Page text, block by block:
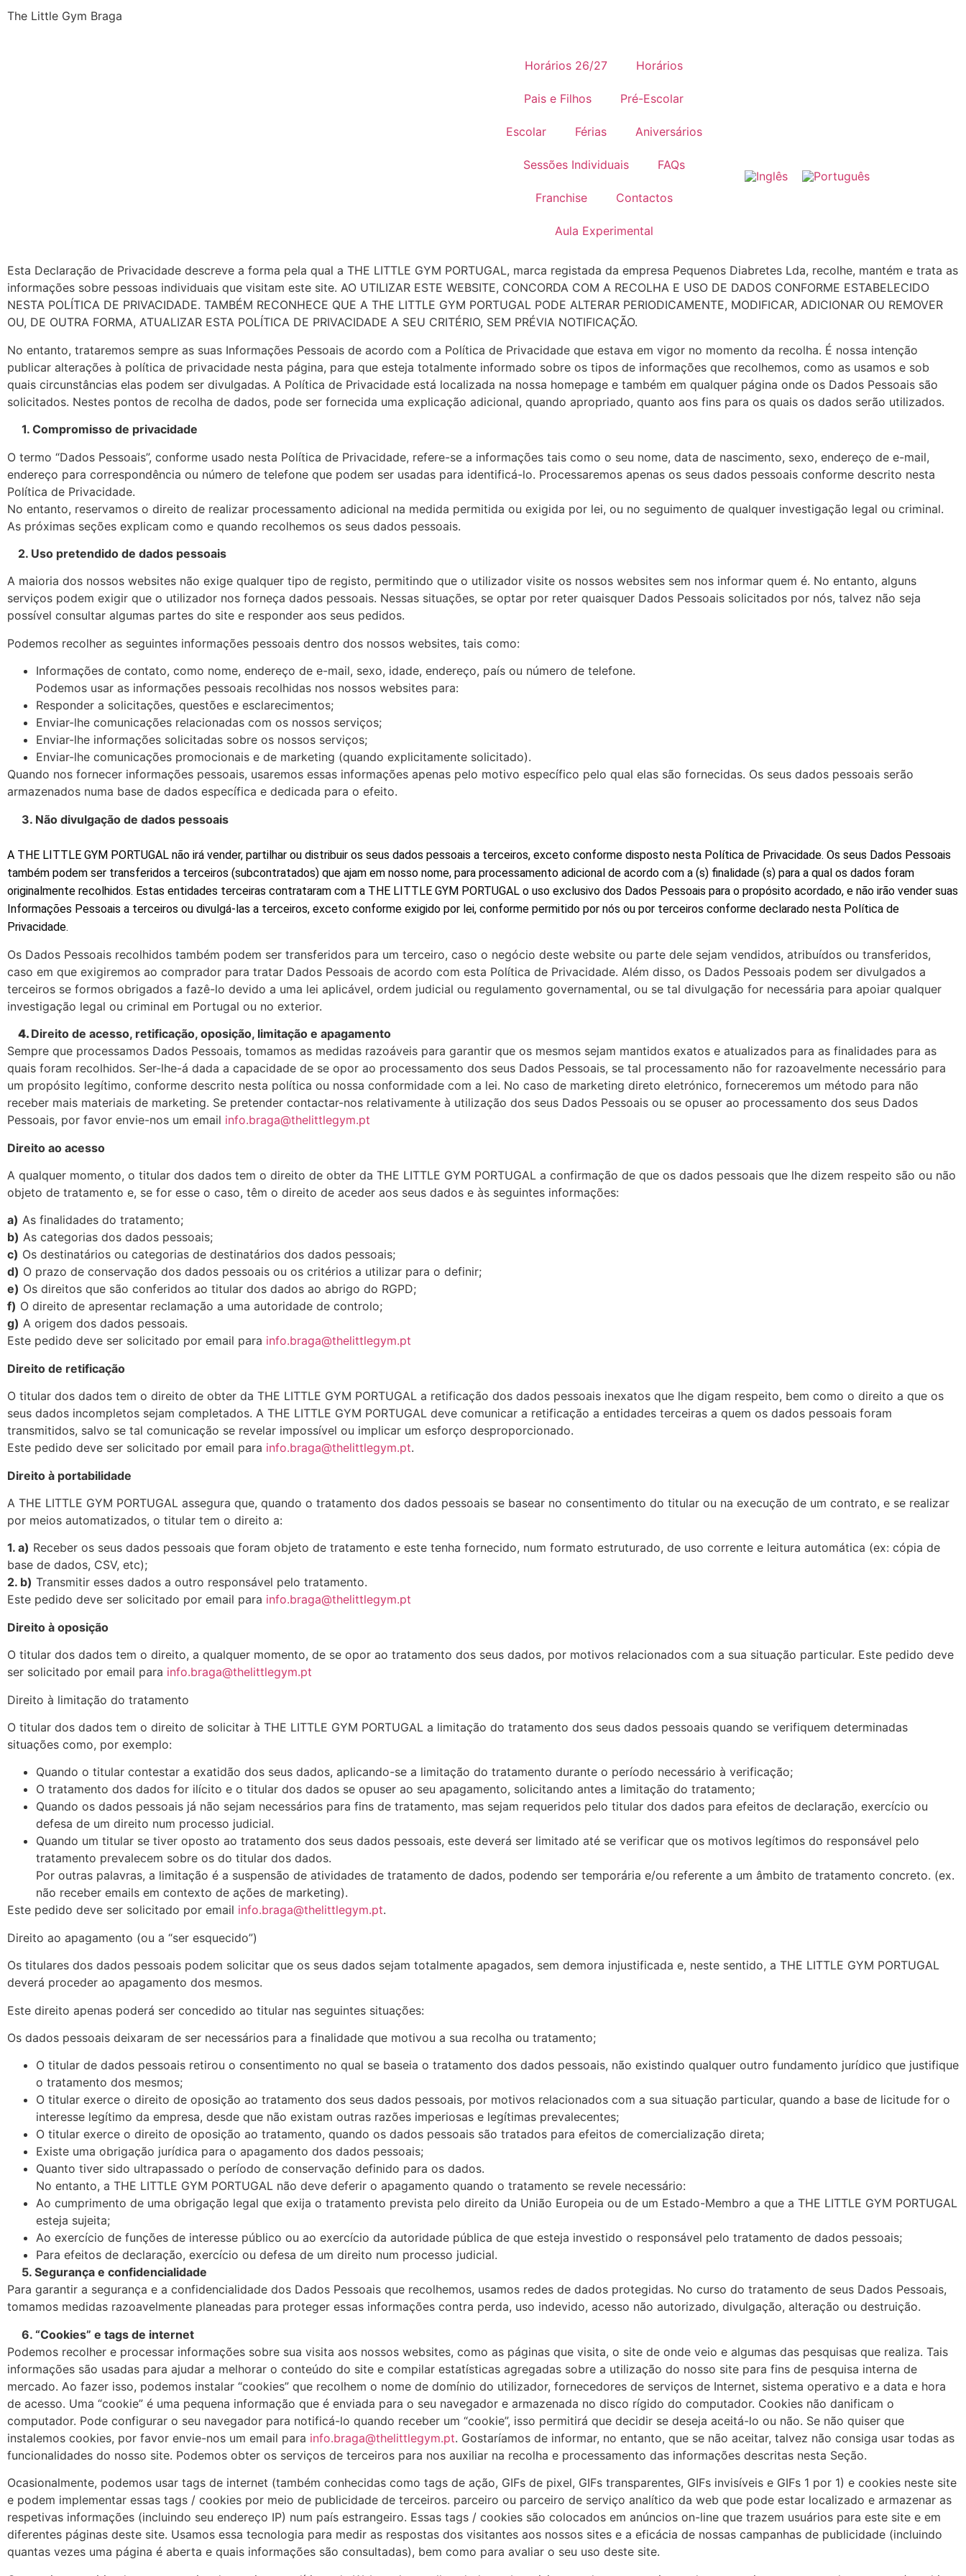
The Little Gym Braga
Horários 26/27 Horários
Pais e Filhos Pré-Escolar
Escolar Férias Aniversários
Sessões Individuais FAQs
Franchise Contactos
Aula Experimental
Esta Declaração de Privacidade descreve a forma pela qual a THE LITTLE GYM PORTUGAL, marca registada da empresa Pequenos Diabretes Lda, recolhe, mantém e trata as
informações sobre pessoas individuais que visitam este site. AO UTILIZAR ESTE WEBSITE, CONCORDA COM A RECOLHA E USO DE DADOS CONFORME ESTABELECIDO
NESTA POLÍTICA DE PRIVACIDADE. TAMBÉM RECONHECE QUE A THE LITTLE GYM PORTUGAL PODE ALTERAR PERIODICAMENTE, MODIFICAR, ADICIONAR OU REMOVER
OU, DE OUTRA FORMA, ATUALIZAR ESTA POLÍTICA DE PRIVACIDADE A SEU CRITÉRIO, SEM PRÉVIA NOTIFICAÇÃO.
No entanto, trataremos sempre as suas Informações Pessoais de acordo com a Política de Privacidade que estava em vigor no momento da recolha. É nossa intenção
publicar alterações à política de privacidade nesta página, para que esteja totalmente informado sobre os tipos de informações que recolhemos, como as usamos e sob
quais circunstâncias elas podem ser divulgadas. A Política de Privacidade está localizada na nossa homepage e também em qualquer página onde os Dados Pessoais são
solicitados. Nestes pontos de recolha de dados, pode ser fornecida uma explicação adicional, quando apropriado, quanto aos fins para os quais os dados serão utilizados.
1. Compromisso de privacidade
O termo “Dados Pessoais”, conforme usado nesta Política de Privacidade, refere-se a informações tais como o seu nome, data de nascimento, sexo, endereço de e-mail,
endereço para correspondência ou número de telefone que podem ser usadas para identificá-lo. Processaremos apenas os seus dados pessoais conforme descrito nesta
Política de Privacidade.
No entanto, reservamos o direito de realizar processamento adicional na medida permitida ou exigida por lei, ou no seguimento de qualquer investigação legal ou criminal.
As próximas seções explicam como e quando recolhemos os seus dados pessoais.
2. Uso pretendido de dados pessoais
A maioria dos nossos websites não exige qualquer tipo de registo, permitindo que o utilizador visite os nossos websites sem nos informar quem é. No entanto, alguns
serviços podem exigir que o utilizador nos forneça dados pessoais. Nessas situações, se optar por reter quaisquer Dados Pessoais solicitados por nós, talvez não seja
possível consultar algumas partes do site e responder aos seus pedidos.
Podemos recolher as seguintes informações pessoais dentro dos nossos websites, tais como:
Informações de contato, como nome, endereço de e-mail, sexo, idade, endereço, país ou número de telefone.
Podemos usar as informações pessoais recolhidas nos nossos websites para:
Responder a solicitações, questões e esclarecimentos;
Enviar-lhe comunicações relacionadas com os nossos serviços;
Enviar-lhe informações solicitadas sobre os nossos serviços;
Enviar-lhe comunicações promocionais e de marketing (quando explicitamente solicitado).
Quando nos fornecer informações pessoais, usaremos essas informações apenas pelo motivo específico pelo qual elas são fornecidas. Os seus dados pessoais serão
armazenados numa base de dados específica e dedicada para o efeito.
3. Não divulgação de dados pessoais
A THE LITTLE GYM PORTUGAL não irá vender, partilhar ou distribuir os seus dados pessoais a terceiros, exceto conforme disposto nesta Política de Privacidade. Os seus Dados Pessoais
também podem ser transferidos a terceiros (subcontratados) que ajam em nosso nome, para processamento adicional de acordo com a (s) finalidade (s) para a qual os dados foram
originalmente recolhidos. Estas entidades terceiras contrataram com a THE LITTLE GYM PORTUGAL o uso exclusivo dos Dados Pessoais para o propósito acordado, e não irão vender suas
Informações Pessoais a terceiros ou divulgá-las a terceiros, exceto conforme exigido por lei, conforme permitido por nós ou por terceiros conforme declarado nesta Política de
Privacidade.
Os Dados Pessoais recolhidos também podem ser transferidos para um terceiro, caso o negócio deste website ou parte dele sejam vendidos, atribuídos ou transferidos,
caso em que exigiremos ao comprador para tratar Dados Pessoais de acordo com esta Política de Privacidade. Além disso, os Dados Pessoais podem ser divulgados a
terceiros se formos obrigados a fazê-lo devido a uma lei aplicável, ordem judicial ou regulamento governamental, ou se tal divulgação for necessária para apoiar qualquer
investigação legal ou criminal em Portugal ou no exterior.
4. Direito de acesso, retificação, oposição, limitação e apagamento
Sempre que processamos Dados Pessoais, tomamos as medidas razoáveis para garantir que os mesmos sejam mantidos exatos e atualizados para as finalidades para as
quais foram recolhidos. Ser-lhe-á dada a capacidade de se opor ao processamento dos seus Dados Pessoais, se tal processamento não for razoavelmente necessário para
um propósito legítimo, conforme descrito nesta política ou nossa conformidade com a lei. No caso de marketing direto eletrónico, forneceremos um método para não
receber mais materiais de marketing. Se pretender contactar-nos relativamente à utilização dos seus Dados Pessoais ou se opuser ao processamento dos seus Dados
Pessoais, por favor envie-nos um email info.braga@thelittlegym.pt
Direito ao acesso
A qualquer momento, o titular dos dados tem o direito de obter da THE LITTLE GYM PORTUGAL a confirmação de que os dados pessoais que lhe dizem respeito são ou não
objeto de tratamento e, se for esse o caso, têm o direito de aceder aos seus dados e às seguintes informações:
a) As finalidades do tratamento;
b) As categorias dos dados pessoais;
c) Os destinatários ou categorias de destinatários dos dados pessoais;
d) O prazo de conservação dos dados pessoais ou os critérios a utilizar para o definir;
e) Os direitos que são conferidos ao titular dos dados ao abrigo do RGPD;
f) O direito de apresentar reclamação a uma autoridade de controlo;
g) A origem dos dados pessoais.
Este pedido deve ser solicitado por email para info.braga@thelittlegym.pt
Direito de retificação
O titular dos dados tem o direito de obter da THE LITTLE GYM PORTUGAL a retificação dos dados pessoais inexatos que lhe digam respeito, bem como o direito a que os
seus dados incompletos sejam completados. A THE LITTLE GYM PORTUGAL deve comunicar a retificação a entidades terceiras a quem os dados pessoais foram
transmitidos, salvo se tal comunicação se revelar impossível ou implicar um esforço desproporcionado.
Este pedido deve ser solicitado por email para info.braga@thelittlegym.pt.
Direito à portabilidade
A THE LITTLE GYM PORTUGAL assegura que, quando o tratamento dos dados pessoais se basear no consentimento do titular ou na execução de um contrato, e se realizar
por meios automatizados, o titular tem o direito a:
1. a) Receber os seus dados pessoais que foram objeto de tratamento e este tenha fornecido, num formato estruturado, de uso corrente e leitura automática (ex: cópia de
base de dados, CSV, etc);
2. b) Transmitir esses dados a outro responsável pelo tratamento.
Este pedido deve ser solicitado por email para info.braga@thelittlegym.pt
Direito à oposição
O titular dos dados tem o direito, a qualquer momento, de se opor ao tratamento dos seus dados, por motivos relacionados com a sua situação particular. Este pedido deve
ser solicitado por email para info.braga@thelittlegym.pt
Direito à limitação do tratamento
O titular dos dados tem o direito de solicitar à THE LITTLE GYM PORTUGAL a limitação do tratamento dos seus dados pessoais quando se verifiquem determinadas
situações como, por exemplo:
Quando o titular contestar a exatidão dos seus dados, aplicando-se a limitação do tratamento durante o período necessário à verificação;
O tratamento dos dados for ilícito e o titular dos dados se opuser ao seu apagamento, solicitando antes a limitação do tratamento;
Quando os dados pessoais já não sejam necessários para fins de tratamento, mas sejam requeridos pelo titular dos dados para efeitos de declaração, exercício ou
defesa de um direito num processo judicial.
Quando um titular se tiver oposto ao tratamento dos seus dados pessoais, este deverá ser limitado até se verificar que os motivos legítimos do responsável pelo
tratamento prevalecem sobre os do titular dos dados.
Por outras palavras, a limitação é a suspensão de atividades de tratamento de dados, podendo ser temporária e/ou referente a um âmbito de tratamento concreto. (ex.
não receber emails em contexto de ações de marketing).
Este pedido deve ser solicitado por email info.braga@thelittlegym.pt.
Direito ao apagamento (ou a “ser esquecido”)
Os titulares dos dados pessoais podem solicitar que os seus dados sejam totalmente apagados, sem demora injustificada e, neste sentido, a THE LITTLE GYM PORTUGAL
deverá proceder ao apagamento dos mesmos.
Este direito apenas poderá ser concedido ao titular nas seguintes situações:
Os dados pessoais deixaram de ser necessários para a finalidade que motivou a sua recolha ou tratamento;
O titular de dados pessoais retirou o consentimento no qual se baseia o tratamento dos dados pessoais, não existindo qualquer outro fundamento jurídico que justifique
o tratamento dos mesmos;
O titular exerce o direito de oposição ao tratamento dos seus dados pessoais, por motivos relacionados com a sua situação particular, quando a base de licitude for o
interesse legítimo da empresa, desde que não existam outras razões imperiosas e legítimas prevalecentes;
O titular exerce o direito de oposição ao tratamento, quando os dados pessoais são tratados para efeitos de comercialização direta;
Existe uma obrigação jurídica para o apagamento dos dados pessoais;
Quanto tiver sido ultrapassado o período de conservação definido para os dados.
No entanto, a THE LITTLE GYM PORTUGAL não deve deferir o apagamento quando o tratamento se revele necessário:
Ao cumprimento de uma obrigação legal que exija o tratamento prevista pelo direito da União Europeia ou de um Estado-Membro a que a THE LITTLE GYM PORTUGAL
esteja sujeita;
Ao exercício de funções de interesse público ou ao exercício da autoridade pública de que esteja investido o responsável pelo tratamento de dados pessoais;
Para efeitos de declaração, exercício ou defesa de um direito num processo judicial.
5. Segurança e confidencialidade
Para garantir a segurança e a confidencialidade dos Dados Pessoais que recolhemos, usamos redes de dados protegidas. No curso do tratamento de seus Dados Pessoais,
tomamos medidas razoavelmente planeadas para proteger essas informações contra perda, uso indevido, acesso não autorizado, divulgação, alteração ou destruição.
6. “Cookies” e tags de internet
Podemos recolher e processar informações sobre sua visita aos nossos websites, como as páginas que visita, o site de onde veio e algumas das pesquisas que realiza. Tais
informações são usadas para ajudar a melhorar o conteúdo do site e compilar estatísticas agregadas sobre a utilização do nosso site para fins de pesquisa interna de
mercado. Ao fazer isso, podemos instalar “cookies” que recolhem o nome de domínio do utilizador, fornecedores de serviços de Internet, sistema operativo e a data e hora
de acesso. Uma “cookie” é uma pequena informação que é enviada para o seu navegador e armazenada no disco rígido do computador. Cookies não danificam o
computador. Pode configurar o seu navegador para notificá-lo quando receber um “cookie”, isso permitirá que decidir se deseja aceitá-lo ou não. Se não quiser que
instalemos cookies, por favor envie-nos um email para info.braga@thelittlegym.pt. Gostaríamos de informar, no entanto, que se não aceitar, talvez não consiga usar todas as
funcionalidades do nosso site. Podemos obter os serviços de terceiros para nos auxiliar na recolha e processamento das informações descritas nesta Seção.
Ocasionalmente, podemos usar tags de internet (também conhecidas como tags de ação, GIFs de pixel, GIFs transparentes, GIFs invisíveis e GIFs 1 por 1) e cookies neste site
e podem implementar essas tags / cookies por meio de publicidade de terceiros. parceiro ou parceiro de serviço analítico da web que pode estar localizado e armazenar as
respetivas informações (incluindo seu endereço IP) num país estrangeiro. Essas tags / cookies são colocados em anúncios on-line que trazem usuários para este site e em
diferentes páginas deste site. Usamos essa tecnologia para medir as respostas dos visitantes aos nossos sites e a eficácia de nossas campanhas de publicidade (incluindo
quantas vezes uma página é aberta e quais informações são consultadas), bem como para avaliar o seu uso deste site.